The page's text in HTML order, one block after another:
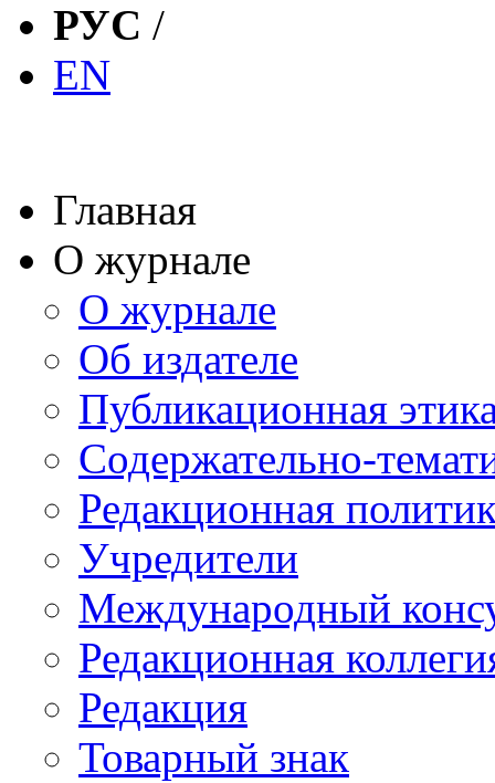
РУС /
EN
Главная
О журнале
О журнале
Об издателе
Публикационная
Содержательно-
Редакционная
Учредители
Международный
Редакционная
Редакция
Товарный знак